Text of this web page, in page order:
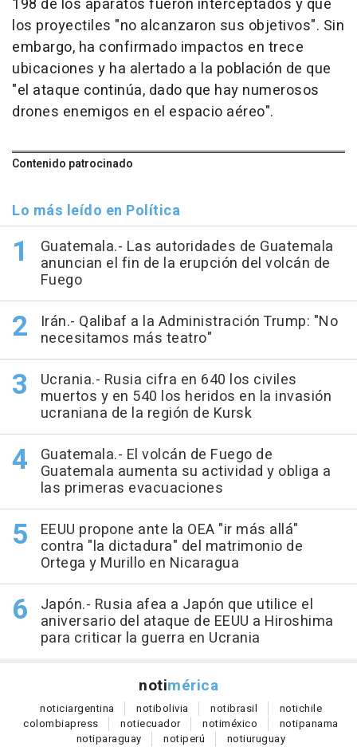
198 de los aparatos fueron interceptados y que
los proyectiles "no alcanzaron sus objetivos". Sin
embargo, ha confirmado impactos en trece
ubicaciones y ha alertado a la población de que
"el ataque continúa, dado que hay numerosos
drones enemigos en el espacio aéreo".
Contenido patrocinado
Lo más leído en Política
Guatemala.- Las autoridades de Guatemala
anuncian el fin de la erupción del volcán de
Fuego
Irán.- Qalibaf a la Administración Trump: "No
necesitamos más teatro"
Ucrania.- Rusia cifra en 640 los civiles
muertos y en 540 los heridos en la invasión
ucraniana de la región de Kursk
Guatemala.- El volcán de Fuego de
Guatemala aumenta su actividad y obliga a
las primeras evacuaciones
EEUU propone ante la OEA "ir más allá"
contra "la dictadura" del matrimonio de
Ortega y Murillo en Nicaragua
Japón.- Rusia afea a Japón que utilice el
aniversario del ataque de EEUU a Hiroshima
para criticar la guerra en Ucrania
notimérica
noticiargentina notibolivia notibrasil notichile
colombiapress notiecuador notiméxico notipanama
notiparaguay notiperú notiuruguay